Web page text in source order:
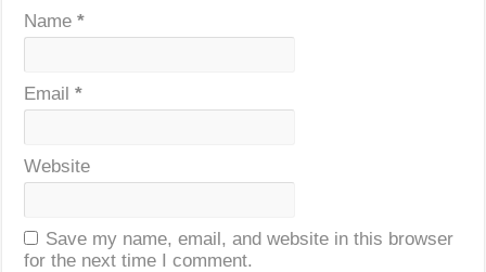
Name*
Email*
Website
Save my name, email, and website in this browser
for the next time I comment.